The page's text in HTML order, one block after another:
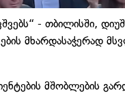
- თბილისში,
მხარდასაჭერად
მშობლების